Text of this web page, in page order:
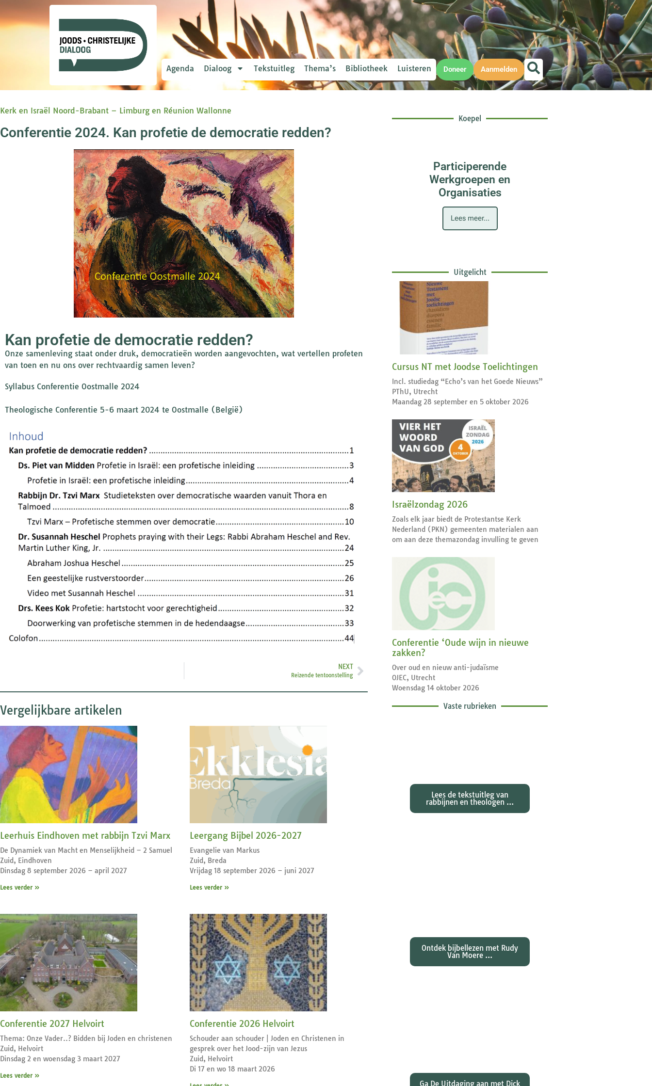
Agenda Dialoog Tekstuitleg Thema’s Bibliotheek Luisteren Doneer Aanmelden
Kerk en Israël Noord-Brabant – Limburg en Réunion Wallonne
Conferentie 2024. Kan profetie de democratie redden?
Kan profetie de democratie redden?
Onze samenleving staat onder druk, democratieën worden aangevochten, wat vertellen profeten
van toen en nu ons over rechtvaardig samen leven?
Syllabus Conferentie Oostmalle 2024
Theologische Conferentie 5-6 maart 2024 te Oostmalle (België)
NEXT
Reizende tentoonstelling
Vergelijkbare artikelen
Leerhuis Eindhoven met rabbijn Tzvi Marx
De Dynamiek van Macht en Menselijkheid – 2 Samuel
Zuid, Eindhoven
Dinsdag 8 september 2026 – april 2027
Lees verder »
Leergang Bijbel 2026-2027
Evangelie van Markus
Zuid, Breda
Vrijdag 18 september 2026 – juni 2027
Lees verder »
Conferentie 2027 Helvoirt
Thema: Onze Vader..? Bidden bij Joden en christenen
Zuid, Helvoirt
Dinsdag 2 en woensdag 3 maart 2027
Lees verder »
Conferentie 2026 Helvoirt
Schouder aan schouder | Joden en Christenen in
gesprek over het Jood-zijn van Jezus
Zuid, Helvoirt
Di 17 en wo 18 maart 2026
Koepel
Participerende
Werkgroepen en
Organisaties
Lees meer...
Uitgelicht
Cursus NT met Joodse Toelichtingen
Incl. studiedag “Echo’s van het Goede Nieuws”
PThU, Utrecht
Maandag 28 september en 5 oktober 2026
Israëlzondag 2026
Zoals elk jaar biedt de Protestantse Kerk
Nederland (PKN) gemeenten materialen aan
om aan deze themazondag invulling te geven
Conferentie ‘Oude wijn in nieuwe
zakken?
Over oud en nieuw anti-judaïsme
OJEC, Utrecht
Woensdag 14 oktober 2026
Vaste rubrieken
Lees de tekstuitleg van
rabbijnen en theologen ...
Ontdek bijbellezen met Rudy
Van Moere ...
Ga De Uitdaging aan met Dick